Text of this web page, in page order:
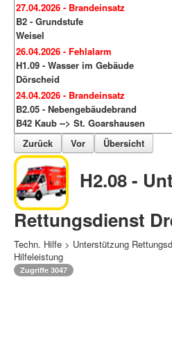
27.04.2026 - Brandeinsatz
B2 - Grundstufe
Weisel
26.04.2026 - Fehlalarm
H1.09 - Wasser im Gebäude
Dörscheid
24.04.2026 - Brandeinsatz
B2.05 - Nebengebäudebrand
B42 Kaub --> St. Goarshausen
Zurück
Vor Übersicht
H2.08 -
Rettungsdienst
Techn. Hilfe > Unterstützung
Hilfeleistung
Zugriffe 3047